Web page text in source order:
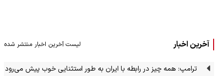
آخرین اخبار لیست آخرین اخبار منتشر شده
ترامپ: همه چیز در رابطه با ایران به طور استثنایی خوب پیش می‌رود